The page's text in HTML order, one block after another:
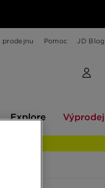
prodejnu Pomoc JD Blog
Explore Výprodej